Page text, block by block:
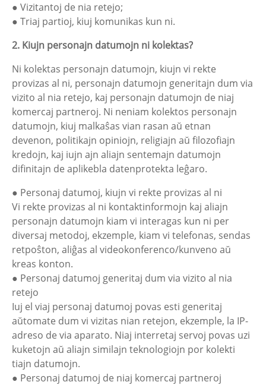
● Vizitantoj de nia retejo;
● Triaj partioj, kiuj komunikas kun ni.
2. Kiujn personajn datumojn ni kolektas?
Ni kolektas personajn datumojn, kiujn vi rekte
provizas al ni, personajn datumojn generitajn dum via
vizito al nia retejo, kaj personajn datumojn de niaj
komercaj partneroj. Ni neniam kolektos personajn
datumojn, kiuj malkaŝas vian rasan aŭ etnan
devenon, politikajn opiniojn, religiajn aŭ filozofiajn
kredojn, kaj iujn ajn aliajn sentemajn datumojn
difinitajn de aplikebla datenprotekta leĝaro.
● Personaj datumoj, kiujn vi rekte provizas al ni
Vi rekte provizas al ni kontaktinformojn kaj aliajn
personajn datumojn kiam vi interagas kun ni per
diversaj metodoj, ekzemple, kiam vi telefonas, sendas
retpoŝton, aliĝas al videokonferenco/kunveno aŭ
kreas konton.
● Personaj datumoj generitaj dum via vizito al nia
retejo
Iuj el viaj personaj datumoj povas esti generitaj
aŭtomate dum vi vizitas nian retejon, ekzemple, la IP-
adreso de via aparato. Niaj interretaj servoj povas uzi
kuketojn aŭ aliajn similajn teknologiojn por kolekti
tiajn datumojn.
● Personaj datumoj de niaj komercaj partneroj